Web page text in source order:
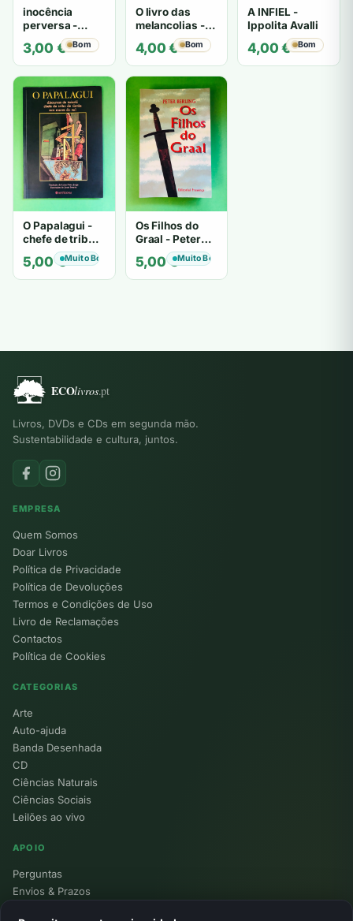
inocência
perversa -
PATRICIA
HIGHSMITH
3,00 € Bom
O livro das
melancolias -
Mantegazza
4,00€ Bom
A INFIEL -
Ippolita Avalli
4,00€ Bom
O Papalagui -
chefe de tribo
de tiavéa
5,00€Muito Bom
Os Filhos do
Graal - Peter
Berling
5,00€Muito Bom
Livros, DVDs e CDs em segunda mão.
Sustentabilidade e cultura, juntos.
EMPRESA
Quem Somos
Doar Livros
Política de Privacidade
Política de Devoluções
Termos e Condições de Uso
Livro de Reclamações
Contactos
Política de Cookies
CATEGORIAS
Arte
Auto-ajuda
Banda Desenhada
CD
Ciências Naturais
Ciências Sociais
Leilões ao vivo
APOIO
Perguntas
Envios & Prazos